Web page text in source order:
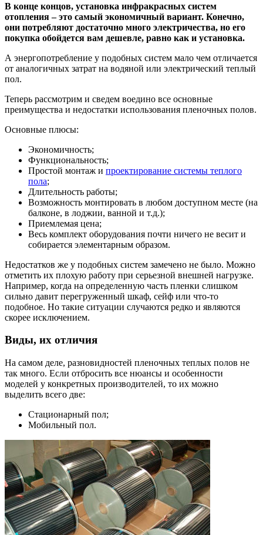
В конце концов, установка инфракрасных систем
отопления – это самый экономичный вариант. Конечно,
они потребляют достаточно много электричества, но его
покупка обойдется вам дешевле, равно как и установка.
А энергопотребление у подобных систем мало чем отличается
от аналогичных затрат на водяной или электрический теплый
пол.
Теперь рассмотрим и сведем воедино все основные
преимущества и недостатки использования пленочных полов.
Основные плюсы:
Экономичность;
Функциональность;
Простой монтаж и проектирование системы теплого
пола;
Длительность работы;
Возможность монтировать в любом доступном месте (на
балконе, в лоджии, ванной и т.д.);
Приемлемая цена;
Весь комплект оборудования почти ничего не весит и
собирается элементарным образом.
Недостатков же у подобных систем замечено не было. Можно
отметить их плохую работу при серьезной внешней нагрузке.
Например, когда на определенную часть пленки слишком
сильно давит перегруженный шкаф, сейф или что-то
подобное. Но такие ситуации случаются редко и являются
скорее исключением.
Виды, их отличия
На самом деле, разновидностей пленочных теплых полов не
так много. Если отбросить все нюансы и особенности
моделей у конкретных производителей, то их можно
выделить всего две:
Стационарный пол;
Мобильный пол.